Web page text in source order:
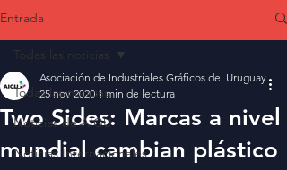
Entrada
Todas las noticias
Noticias de AIGU
Noticias Internacionales
Todas las noticias
Two Sides: Marcas a nivel
mundial cambian plástico
Asociación de Industriales Gráficos del Uruguay
25 nov 2020 1 min de lectura